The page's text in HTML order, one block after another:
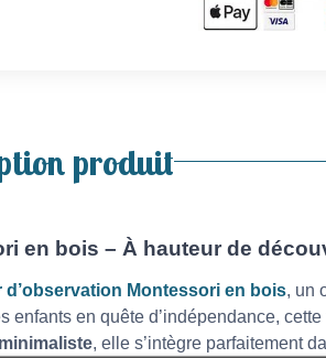
produit
en bois – À hauteur de
d’observation Montessori en bois, un
en quête d’indépendance,
, elle s’intègre parfaitement